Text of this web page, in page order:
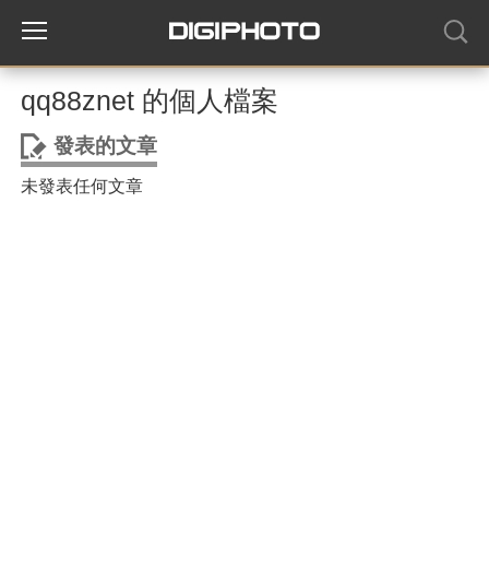
qq88znet 的個人檔案
發表的文章
未發表任何文章